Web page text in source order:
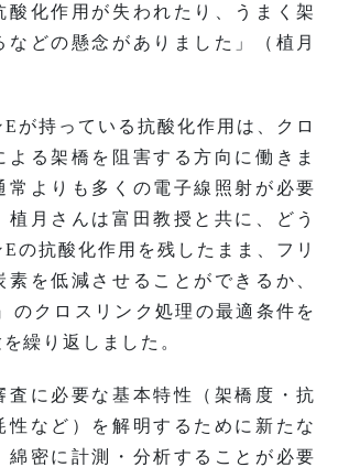
酸化作用が失われたり、うまく架
などの懸念がありました」（植月
が持っている抗酸化作用は、クロ
よる架橋を阻害する方向に働きま
常よりも多くの電子線照射が必要
植月さんは富田教授と共に、どう
の抗酸化作用を残したまま、フリ
素を低減させることができるか、
のクロスリンク処理の最適条件を
繰り返しました。
査に必要な基本特性（架橋度・抗
性など）を解明するために新たな
綿密に計測・分析することが必要